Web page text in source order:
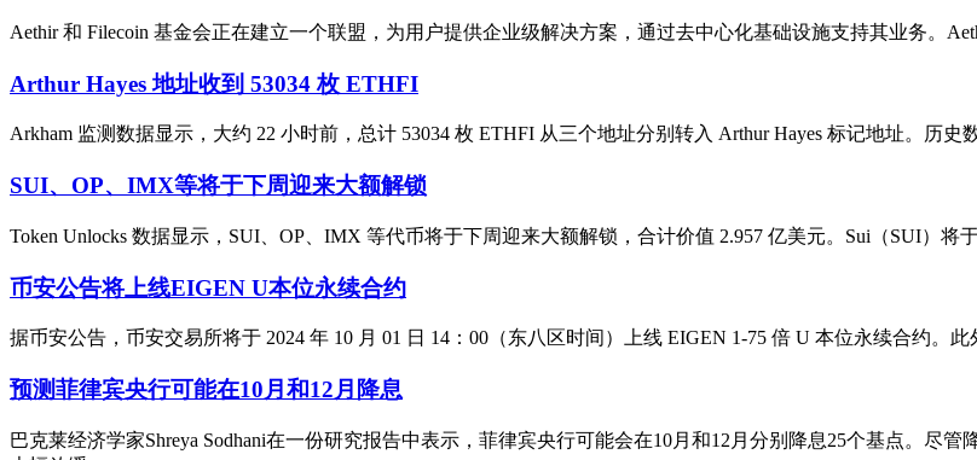
Aethir 和 Filecoin 基金会正在建立一个联盟，为用户提供企业级解决方案，通过去中心化基础设施支持其业务。
Arthur Hayes 地址收到 53034 枚 ETHFI
Arkham 监测数据显示，大约 22 小时前，总计 53034 枚 ETHFI 从三个地址分别转入 Arthur Hayes 标记地址。历史
SUI、OP、IMX等将于下周迎来大额解锁
Token Unlocks 数据显示，SUI、OP、IMX 等代币将于下周迎来大额解锁，合计价值 2.957 亿美元。Sui（SUI）将
币安公告将上线EIGEN U本位永续合约
据币安公告，币安交易所将于 2024 年 10 月 01 日 14：00（东八区时间）上线 EIGEN 1-75 倍 U 本位永续合约。
预测菲律宾央行可能在10月和12月降息
巴克莱经济学家Shreya Sodhani在一份研究报告中表示，菲律宾央行可能会在10月和12月分别降息25个基点。尽